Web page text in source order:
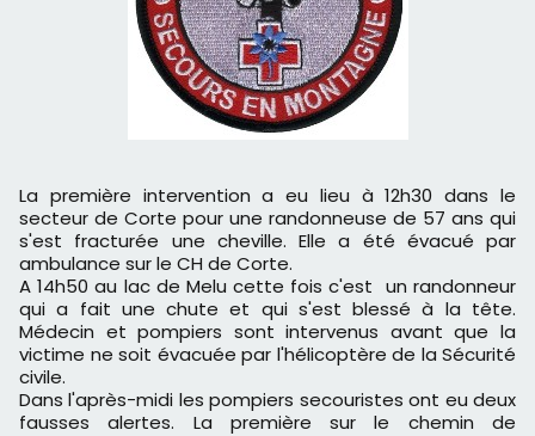
La première intervention a eu lieu à 12h30 dans le
secteur de Corte pour une randonneuse de 57 ans qui
s'est fracturée une cheville. Elle a été évacué par
ambulance sur le CH de Corte.
A 14h50 au lac de Melu cette fois c'est un randonneur
qui a fait une chute et qui s'est blessé à la tête.
Médecin et pompiers sont intervenus avant que la
victime ne soit évacuée par l'hélicoptère de la Sécurité
civile.
Dans l'après-midi les pompiers secouristes ont eu deux
fausses alertes. La première sur le chemin de